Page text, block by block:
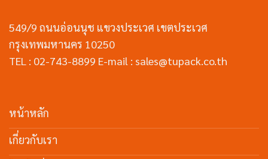
549/9 ถนนอ่อนนุช แขวงประเวศ เขตประเวศ
กรุงเทพมหานคร 10250
TEL : 02-743-8899 E-mail : sales@tupack.co.th
หน้าหลัก
เกี่ยวกับเรา